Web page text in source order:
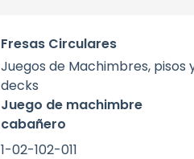
Fresas Circulares
Juegos de Machimbres, pisos
decks
Juego de machimbre
cabañero
1-02-102-011